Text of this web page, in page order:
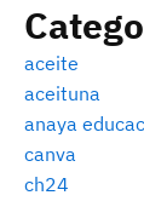
aceite
aceituna
anaya
canva
ch24